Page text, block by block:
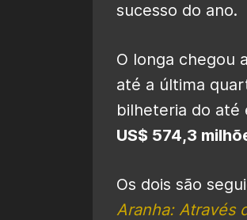
sucesso do ano.
O longa chegou
até a última
bilheteria do até
US$ 574,3
Os dois são
Aranha: Através